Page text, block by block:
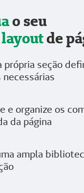
o seu
de
própria seção
necessárias
e organize os
da página
ampla